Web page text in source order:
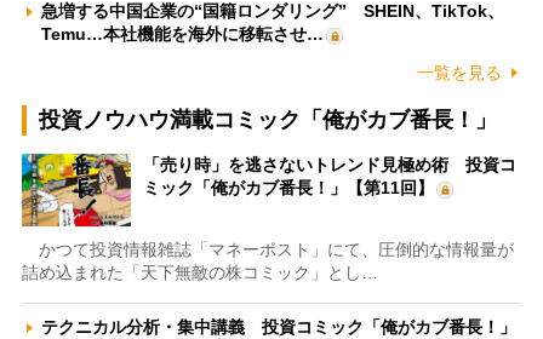
急増する中国企業の“国籍ロンダリング” SHEIN、TikTok、
Temu…本社機能を海外に移転させ…
一覧を見る
投資ノウハウ満載コミック「俺がカブ番長！」
「売り時」を逃さないトレンド見極め術 投資コ
ミック「俺がカブ番長！」【第11回】
かつて投資情報雑誌「マネーポスト」にて、圧倒的な情報量が
詰め込まれた「天下無敵の株コミック」とし…
テクニカル分析・集中講義 投資コミック「俺がカブ番長！」